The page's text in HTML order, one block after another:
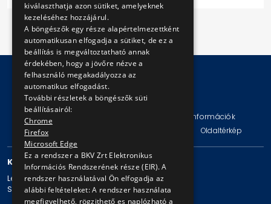
© Copyright 2026 BKV Zrt.
Impresszum
Technikai információk
Adatvédelmi politika és tájékoztatások
Oldaltérkép
KAPCSOLAT
Levelezési cím: 1980 Budapest, Pf. 11.
Székhely: 1980 Budapest, Akácfa u. 15.
kiválaszthatja azon sütiket, amelyeknek
kezeléséhez hozzájárul.
A böngészők egy része alapértelmezettként
automatikusan elfogadja a sütiket, de ez a
beállítás is megváltoztatható annak
érdekében, hogy a jövőre nézve a
felhasználó megakadályozza az
automatikus elfogadást.
További részletek a böngészők süti
beállításairól:
Chrome
Firefox
Microsoft Edge
Ez a rendszer a BKV Zrt Elektronikus
Információs Rendszerének része (EIR). A
rendszer használatával Ön elfogadja az
alábbi feltételeket: A rendszer használata
megfigyelhető, rögzithető es naplózható a